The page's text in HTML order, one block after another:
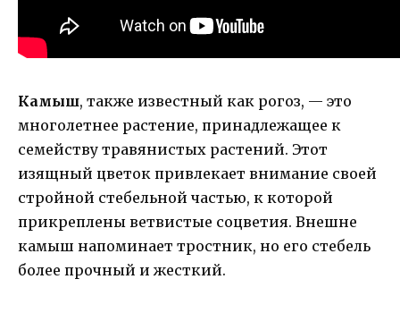
Камыш, также известный как рогоз, — это
многолетнее растение, принадлежащее к
семейству травянистых растений. Этот
изящный цветок привлекает внимание своей
стройной стебельной частью, к которой
прикреплены ветвистые соцветия. Внешне
камыш напоминает тростник, но его стебель
более прочный и жесткий.